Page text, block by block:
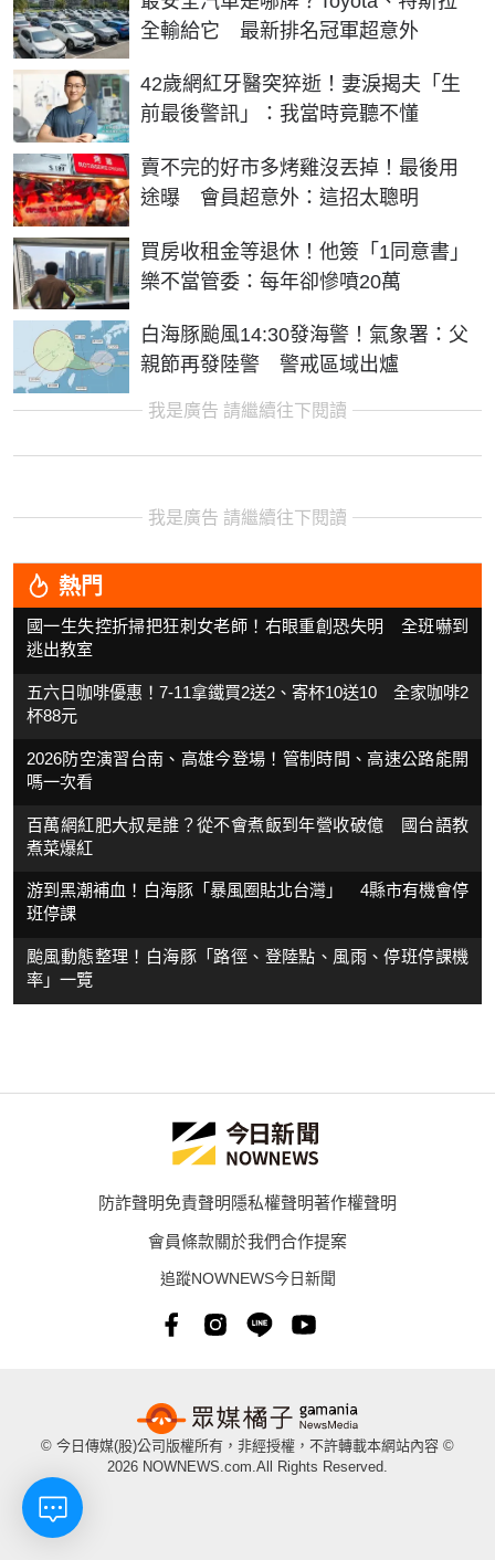
全輸給它 最新排名冠軍超意外
42歲網紅牙醫突猝逝！妻淚揭夫「生
前最後警訊」：我當時竟聽不懂
賣不完的好市多烤雞沒丟掉！最後用
途曝 會員超意外：這招太聰明
買房收租金等退休！他簽「1同意書」
樂不當管委：每年卻慘噴20萬
白海豚颱風14:30發海警！氣象署：父
親節再發陸警 警戒區域出爐
我是廣告 請繼續往下閱讀
我是廣告 請繼續往下閱讀
熱門
國一生失控折掃把狂刺女老師！右眼重創恐失明 全班嚇到
逃出教室
五六日咖啡優惠！7-11拿鐵買2送2、寄杯10送10 全家咖啡2
杯88元
2026防空演習台南、高雄今登場！管制時間、高速公路能開
嗎一次看
百萬網紅肥大叔是誰？從不會煮飯到年營收破億 國台語教
煮菜爆紅
游到黑潮補血！白海豚「暴風圈貼北台灣」 4縣市有機會停
班停課
颱風動態整理！白海豚「路徑、登陸點、風雨、停班停課機
率」一覽
防詐聲明免責聲明隱私權聲明著作權聲明
會員條款關於我們合作提案
追蹤NOWNEWS今日新聞
© 今日傳媒(股)公司版權所有，非經授權，不許轉載本網站內容 ©
2026 NOWNEWS.com.All Rights Reserved.